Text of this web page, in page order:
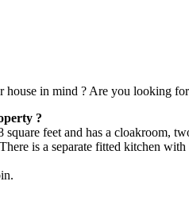
in mind ? Are you looking
?
feet and has a cloakroom,
is a separate fitted kitchen